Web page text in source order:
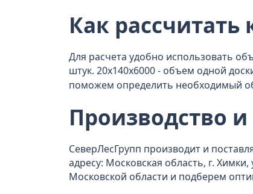
Как рассчитать
Для расчета удобно использовать
штук. 20x140x6000 - объем одной
поможем определить необходимый
Производство
СеверЛесГрупп производит и
адресу: Московская область, г.
Московской области и подберем